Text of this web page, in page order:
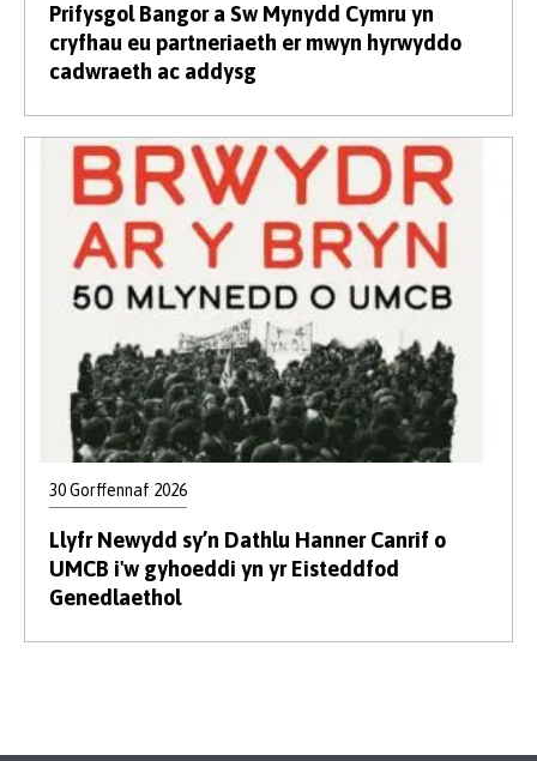
Prifysgol Bangor a Sw Mynydd Cymru yn
cryfhau eu partneriaeth er mwyn hyrwyddo
cadwraeth ac addysg
30 Gorffennaf 2026
Llyfr Newydd sy’n Dathlu Hanner Canrif o
UMCB i'w gyhoeddi yn yr Eisteddfod
Genedlaethol